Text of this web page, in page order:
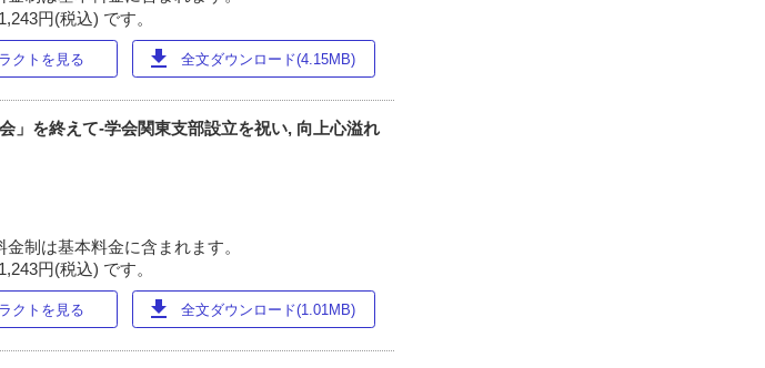
円(税込) です。
クトを見る download 全文ダウンロード(4.15MB)
」を終えて‐学会関東支部設立を祝い, 向上心溢れ
制は基本料金に含まれます。
円(税込) です。
クトを見る download 全文ダウンロード(1.01MB)